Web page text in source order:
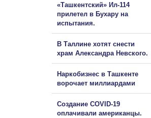
«Ташкентский» Ил-114
прилетел в Бухару на
испытания.
В Таллине хотят снести
храм Александра Невского.
Наркобизнес в Ташкенте
ворочает миллиардами
Создание COVID-19
оплачивали американцы.